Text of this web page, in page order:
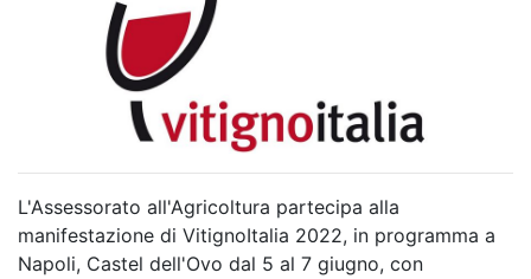
L'Assessorato all'Agricoltura partecipa alla
manifestazione di VitignoItalia 2022, in programma a
Napoli, Castel dell'Ovo dal 5 al 7 giugno, con